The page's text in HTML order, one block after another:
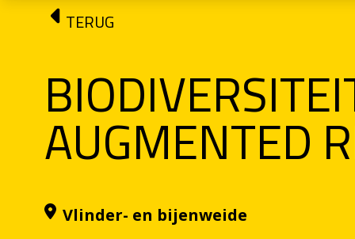
TERUG
AUGMENTED
Vlinder- en bijenweide